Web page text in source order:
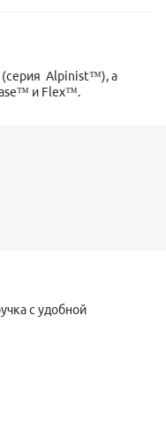
(серия Alpinist™), а
и Flex™.
с удобной